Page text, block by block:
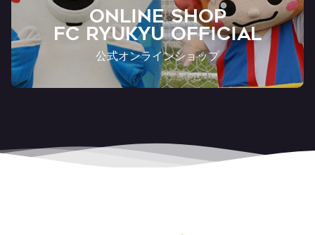
ONLINE SHOP
FC RYUKYU OFFICIAL
公式オンラインショップ